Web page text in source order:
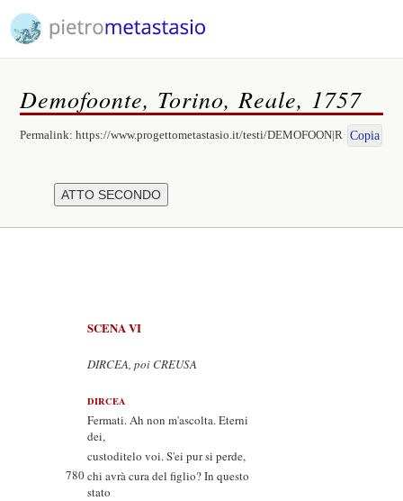
Demofoonte, Torino, Reale, 1757
Permalink:https://www.progettometastasio.it/testi/DEMOFOON|R Copia
SCENA VI
DIRCEA, poi CREUSA
DIRCEA
Fermati. Ah non m'ascolta. Eterni
dei,
custoditelo voi. S'ei pur si perde,
780chi avrà cura del figlio? In questo
stato